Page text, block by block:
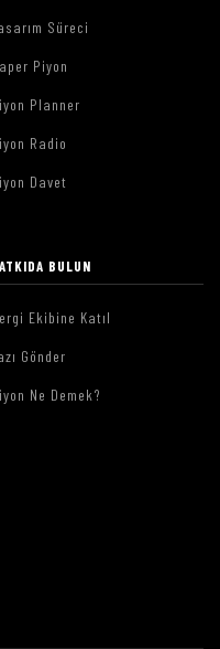
Süreci
Piyon
Planner
Radio
Davet
BULUN
Ekibine Katıl
Gönder
Ne Demek?